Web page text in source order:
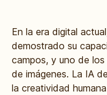
En la era digital
demostrado su
campos, y uno de
de imágenes. La IA
la creatividad